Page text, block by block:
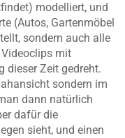
modelliert, und
(Autos, Gartenmöbel
sondern auch alle
mit
dieser Zeit gedreht.
sondern im
dann natürlich
dafür die
sieht, und einen